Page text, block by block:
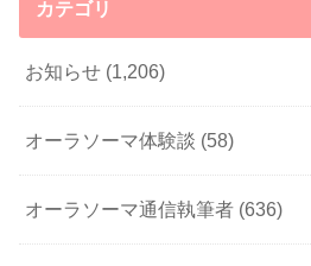
カテゴリ
お知らせ (1,206)
オーラソーマ体験談 (58)
オーラソーマ通信執筆者 (636)